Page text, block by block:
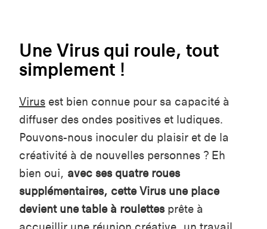
Une Virus qui roule, tout
simplement !
Virus est bien connue pour sa capacité à
diffuser des ondes positives et ludiques.
Pouvons-nous inoculer du plaisir et de la
créativité à de nouvelles personnes ? Eh
bien oui, avec ses quatre roues
supplémentaires, cette Virus une place
devient une table à roulettesprête à